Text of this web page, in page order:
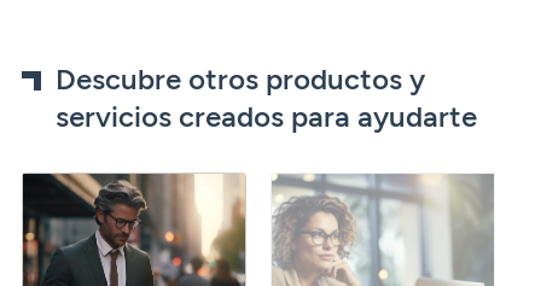
Descubre otros productos y
servicios creados para ayudarte